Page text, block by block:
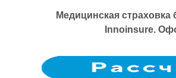
Медицинская
Innoinsure.